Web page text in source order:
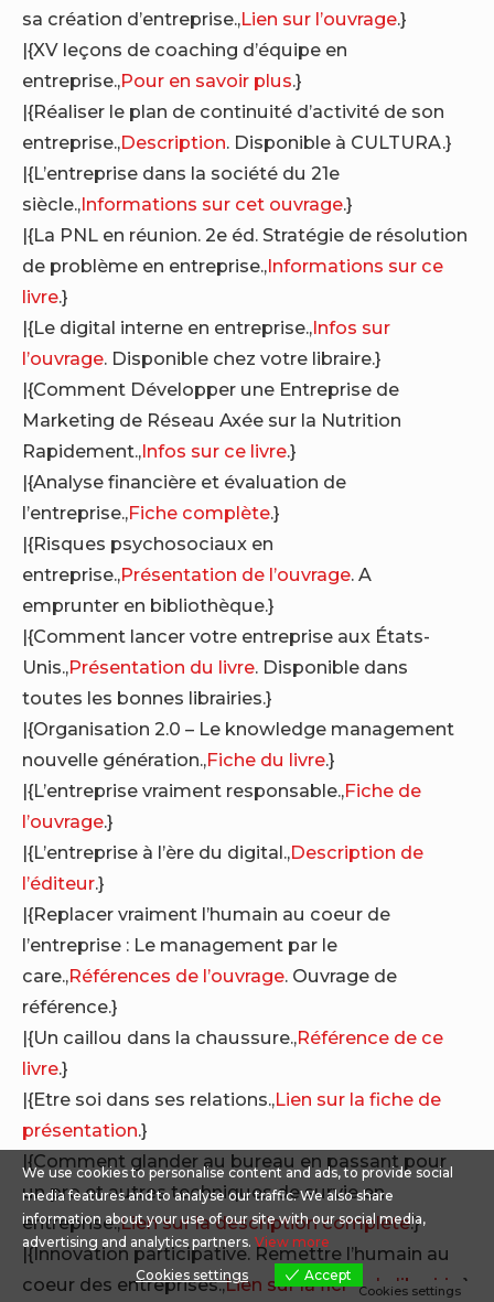
sa création d’entreprise.,Lien sur l’ouvrage.}
|{XV leçons de coaching d’équipe en
entreprise.,Pour en savoir plus.}
|{Réaliser le plan de continuité d’activité de son
entreprise.,Description. Disponible à CULTURA.}
|{L’entreprise dans la société du 21e
siècle.,Informations sur cet ouvrage.}
|{La PNL en réunion. 2e éd. Stratégie de résolution
de problème en entreprise.,Informations sur ce
livre.}
|{Le digital interne en entreprise.,Infos sur
l’ouvrage. Disponible chez votre libraire.}
|{Comment Développer une Entreprise de
Marketing de Réseau Axée sur la Nutrition
Rapidement.,Infos sur ce livre.}
|{Analyse financière et évaluation de
l’entreprise.,Fiche complète.}
|{Risques psychosociaux en
entreprise.,Présentation de l’ouvrage. A
emprunter en bibliothèque.}
|{Comment lancer votre entreprise aux États-
Unis.,Présentation du livre. Disponible dans
toutes les bonnes librairies.}
|{Organisation 2.0 – Le knowledge management
nouvelle génération.,Fiche du livre.}
|{L’entreprise vraiment responsable.,Fiche de
l’ouvrage.}
|{L’entreprise à l’ère du digital.,Description de
l’éditeur.}
|{Replacer vraiment l’humain au coeur de
l’entreprise : Le management par le
care.,Références de l’ouvrage. Ouvrage de
référence.}
|{Un caillou dans la chaussure.,Référence de ce
livre.}
|{Etre soi dans ses relations.,Lien sur la fiche de
présentation.}
|{Comment glander au bureau en passant pour
un pro et autres techniques de survie en
entreprise.,Lien sur la description complète.}
|{Innovation participative. Remettre l’humain au
coeur des entreprises.,Lien sur la fiche de librairie.}
We use cookies to personalise content and ads, to provide social
media features and to analyse our traffic. We also share
information about your use of our site with our social media,
advertising and analytics partners. View more
Cookies settings
Accept
Cookies settings